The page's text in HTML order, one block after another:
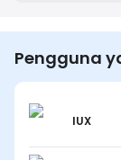
Pengguna
Nederland
IUX